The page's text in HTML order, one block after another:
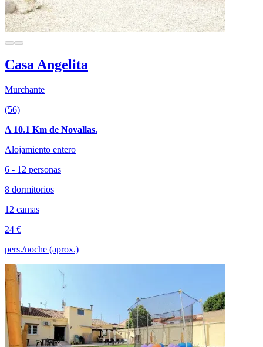
Casa Angelita
Murchante
(56)
A 10.1 Km de Novallas.
Alojamiento entero
6 - 12 personas
8 dormitorios
12 camas
24 €
pers./noche (aprox.)